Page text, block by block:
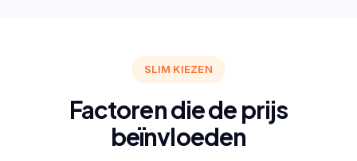
SLIM KIEZEN
Factoren die de prijs
beïnvloeden